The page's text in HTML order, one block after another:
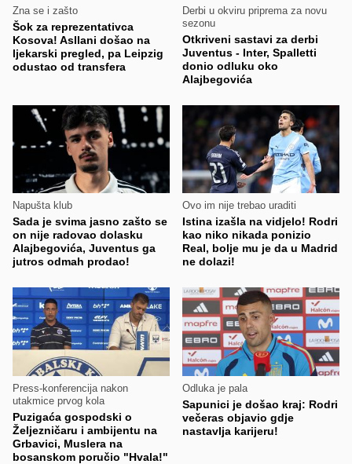
Zna se i zašto
Šok za reprezentativca
Kosova! Asllani došao na
ljekarski pregled, pa Leipzig
odustao od transfera
Derbi u okviru priprema za novu
sezonu
Otkriveni sastavi za derbi
Juventus - Inter, Spalletti
donio odluku oko
Alajbegovića
Napušta klub
Sada je svima jasno zašto se
on nije radovao dolasku
Alajbegovića, Juventus ga
jutros odmah prodao!
Ovo im nije trebao uraditi
Istina izašla na vidjelo! Rodri
kao niko nikada ponizio
Real, bolje mu je da u Madrid
ne dolazi!
Press-konferencija nakon
utakmice prvog kola
Puzigaća gospodski o
Željezničaru i ambijentu na
Grbavici, Muslera na
bosanskom poručio "Hvala!"
Odluka je pala
Sapunici je došao kraj: Rodri
večeras objavio gdje
nastavlja karijeru!